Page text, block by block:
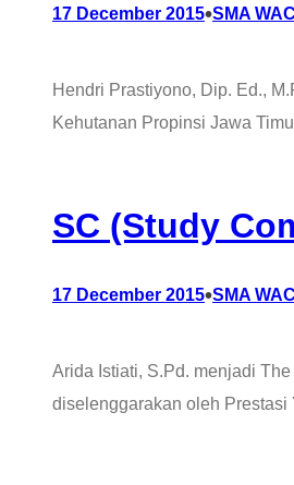
17 December 2015•SMA
Hendri Prastiyono, Dip. Ed.,
Kehutanan Propinsi Jawa
SC (Study
17 December 2015•SMA
Arida Istiati, S.Pd. menjadi
diselenggarakan oleh